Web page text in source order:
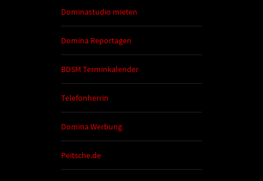
Dominastudio mieten
Domina Reportagen
BDSM Terminkalender
Telefonherrin
Domina Werbung
Peitsche.de